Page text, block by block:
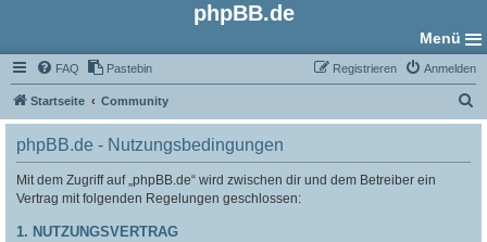
phpBB.de
Menü
FAQ Pastebin Anmelden
Registrieren
Startseite Community
u
phpBB.de - Nutzungsbedingungen
Mit dem Zugriff auf „phpBB.de“ wird zwischen dir und dem Betreiber ein
Vertrag mit folgenden Regelungen geschlossen:
1. NUTZUNGSVERTRAG